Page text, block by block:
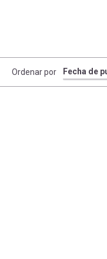
Ordenar por